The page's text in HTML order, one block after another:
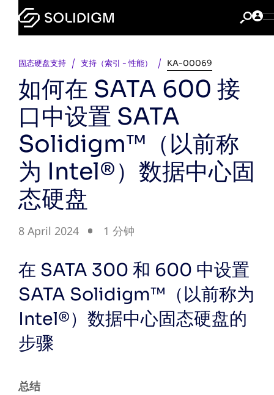
固态硬盘支持 支持（索引 - 性能） KA-00069
如何在 SATA 600 接
口中设置 SATA
Solidigm™（以前称
为 Intel®）数据中心固
态硬盘
8 April 2024 1 分钟
在 SATA 300 和 600 中设置
SATA Solidigm™（以前称为
Intel®）数据中心固态硬盘的
步骤
总结